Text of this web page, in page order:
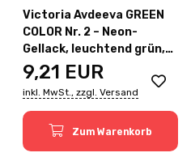
Victoria Avdeeva GREEN
COLOR Nr. 2 – Neon-
Gellack, leuchtend grün,
12 ml
9,21 EUR
inkl. MwSt., zzgl. Versand
Zum Warenkorb